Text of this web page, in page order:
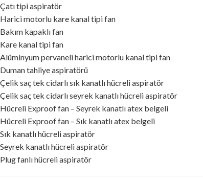
Çatı tipi aspiratör
Harici motorlu kare kanal tipi fan
Bakım kapaklı fan
Kare kanal tipi fan
Alüminyum pervaneli harici motorlu kanal tipi fan
Duman tahliye aspiratörü
Çelik saç tek cidarlı sık kanatlı hücreli aspiratör
Çelik saç tek cidarlı seyrek kanatlı hücreli aspiratör
Hücreli Exproof fan – Seyrek kanatlı atex belgeli
Hücreli Exproof fan – Sık kanatlı atex belgeli
Sık kanatlı hücreli aspiratör
Seyrek kanatlı hücreli aspiratör
Plug fanlı hücreli aspiratör